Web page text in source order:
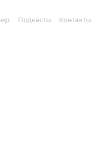
Подкасты Контакты